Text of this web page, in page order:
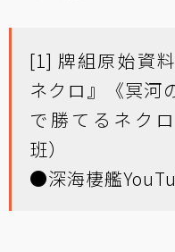
[1] 牌組原始資
ネクロ』《冥河
で勝てるネクロ
班）
●深海棲艦